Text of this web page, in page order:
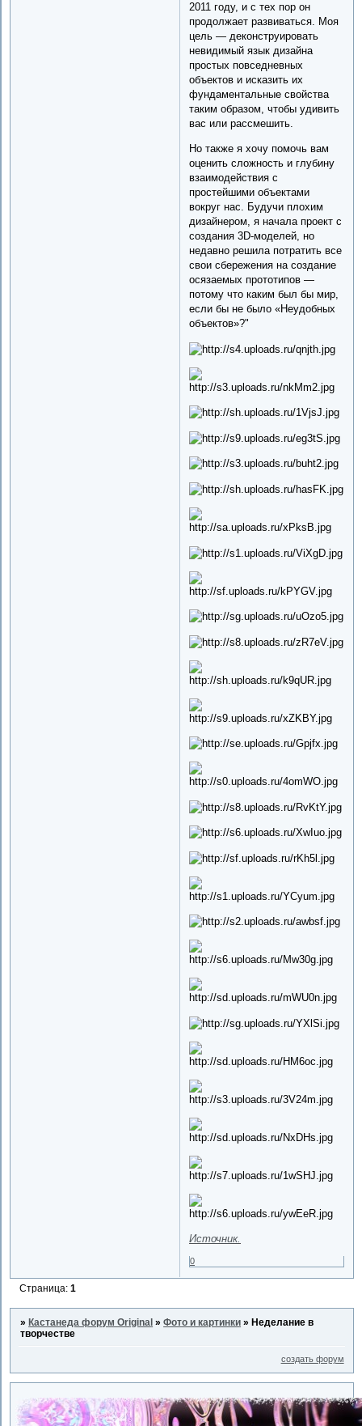
2011 году, и с тех пор он
продолжает развиваться. Моя
цель — деконструировать
невидимый язык дизайна
простых повседневных
объектов и исказить их
фундаментальные свойства
таким образом, чтобы удивить
вас или рассмешить.
Но также я хочу помочь вам
оценить сложность и глубину
взаимодействия с
простейшими объектами
вокруг нас. Будучи плохим
дизайнером, я начала проект с
создания 3D-моделей, но
недавно решила потратить все
свои сбережения на создание
осязаемых прототипов —
потому что каким был бы мир,
если бы не было «Неудобных
объектов»?​"
Источник.
0
Страница:1
»Кастанеда форум Original »Фото и картинки »Неделание в
творчестве
создать форум